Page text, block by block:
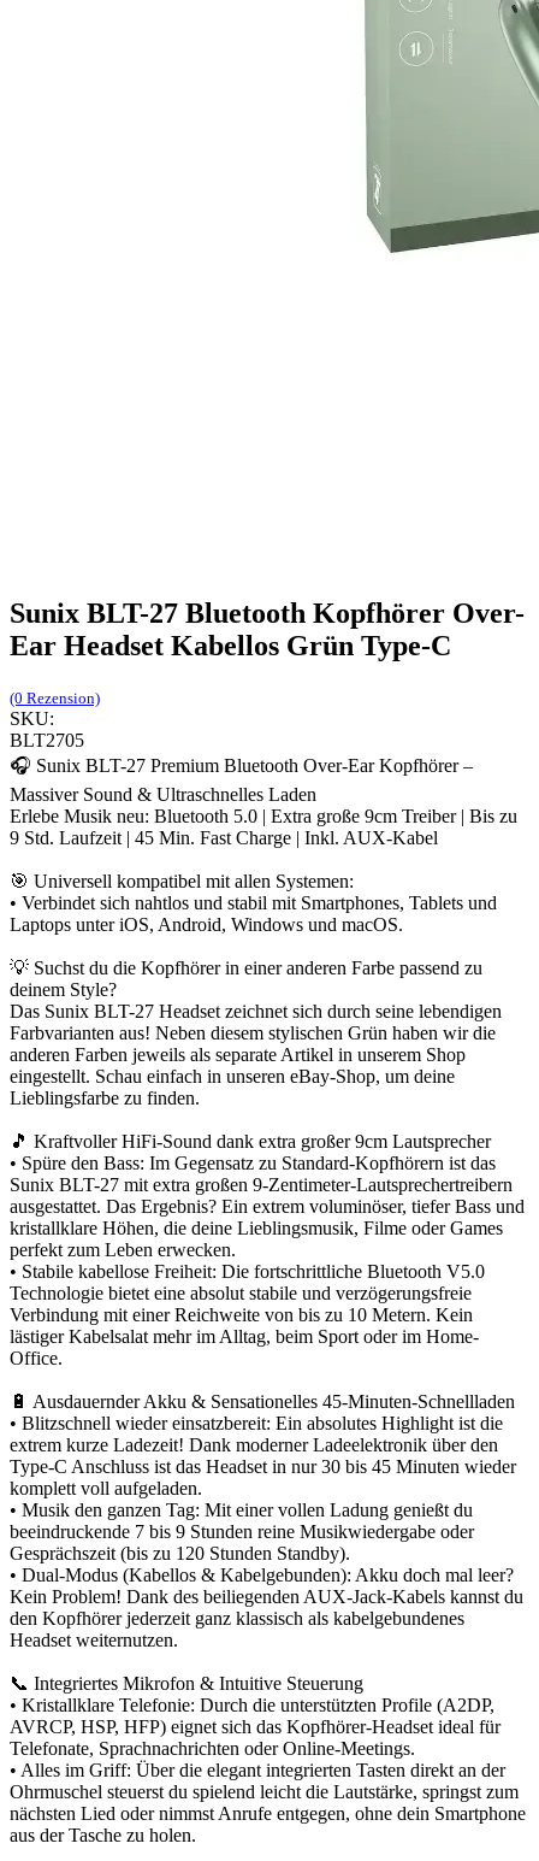
Sunix BLT-27 Bluetooth Kopfhörer Over-
Ear Headset Kabellos Grün Type-C
(0 Rezension)
SKU:
BLT2705
🎧 Sunix BLT-27 Premium Bluetooth Over-Ear Kopfhörer –
Massiver Sound & Ultraschnelles Laden
Erlebe Musik neu: Bluetooth 5.0 | Extra große 9cm Treiber | Bis zu
9 Std. Laufzeit | 45 Min. Fast Charge | Inkl. AUX-Kabel
🎯 Universell kompatibel mit allen Systemen:
• Verbindet sich nahtlos und stabil mit Smartphones, Tablets und
Laptops unter iOS, Android, Windows und macOS.
💡 Suchst du die Kopfhörer in einer anderen Farbe passend zu
deinem Style?
Das Sunix BLT-27 Headset zeichnet sich durch seine lebendigen
Farbvarianten aus! Neben diesem stylischen Grün haben wir die
anderen Farben jeweils als separate Artikel in unserem Shop
eingestellt. Schau einfach in unseren eBay-Shop, um deine
Lieblingsfarbe zu finden.
🎵 Kraftvoller HiFi-Sound dank extra großer 9cm Lautsprecher
• Spüre den Bass: Im Gegensatz zu Standard-Kopfhörern ist das
Sunix BLT-27 mit extra großen 9-Zentimeter-Lautsprechertreibern
ausgestattet. Das Ergebnis? Ein extrem voluminöser, tiefer Bass und
kristallklare Höhen, die deine Lieblingsmusik, Filme oder Games
perfekt zum Leben erwecken.
• Stabile kabellose Freiheit: Die fortschrittliche Bluetooth V5.0
Technologie bietet eine absolut stabile und verzögerungsfreie
Verbindung mit einer Reichweite von bis zu 10 Metern. Kein
lästiger Kabelsalat mehr im Alltag, beim Sport oder im Home-
Office.
🔋 Ausdauernder Akku & Sensationelles 45-Minuten-Schnellladen
• Blitzschnell wieder einsatzbereit: Ein absolutes Highlight ist die
extrem kurze Ladezeit! Dank moderner Ladeelektronik über den
Type-C Anschluss ist das Headset in nur 30 bis 45 Minuten wieder
komplett voll aufgeladen.
• Musik den ganzen Tag: Mit einer vollen Ladung genießt du
beeindruckende 7 bis 9 Stunden reine Musikwiedergabe oder
Gesprächszeit (bis zu 120 Stunden Standby).
• Dual-Modus (Kabellos & Kabelgebunden): Akku doch mal leer?
Kein Problem! Dank des beiliegenden AUX-Jack-Kabels kannst du
den Kopfhörer jederzeit ganz klassisch als kabelgebundenes
Headset weiternutzen.
📞 Integriertes Mikrofon & Intuitive Steuerung
• Kristallklare Telefonie: Durch die unterstützten Profile (A2DP,
AVRCP, HSP, HFP) eignet sich das Kopfhörer-Headset ideal für
Telefonate, Sprachnachrichten oder Online-Meetings.
• Alles im Griff: Über die elegant integrierten Tasten direkt an der
Ohrmuschel steuerst du spielend leicht die Lautstärke, springst zum
nächsten Lied oder nimmst Anrufe entgegen, ohne dein Smartphone
aus der Tasche zu holen.